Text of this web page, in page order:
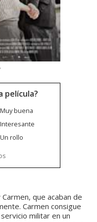
película?
Muy buena
Interesante
Un rollo
que acaban de
Carmen consigue
militar en un